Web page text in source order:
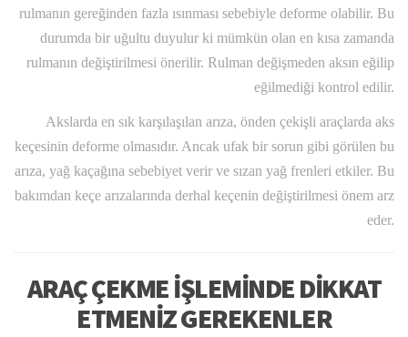
rulmanın gereğinden fazla ısınması sebebiyle deforme olabilir. Bu
durumda bir uğultu duyulur ki mümkün olan en kısa zamanda
rulmanın değiştirilmesi önerilir. Rulman değişmeden aksın eğilip
eğilmediği kontrol edilir.
Akslarda en sık karşılaşılan arıza, önden çekişli araçlarda aks
keçesinin deforme olmasıdır. Ancak ufak bir sorun gibi görülen bu
arıza, yağ kaçağına sebebiyet verir ve sızan yağ frenleri etkiler. Bu
bakımdan keçe arızalarında derhal keçenin değiştirilmesi önem arz
eder.
ARAÇ ÇEKME İŞLEMİNDE DİKKAT
ETMENİZ GEREKENLER